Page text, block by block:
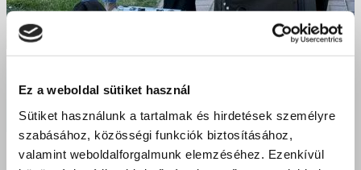
Ez a weboldal sütiket használ
Sütiket használunk a tartalmak és hirdetések személyre
szabásához, közösségi funkciók biztosításához,
valamint weboldalforgalmunk elemzéséhez. Ezenkívül
2025 március 11.